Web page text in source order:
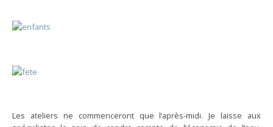
Les ateliers ne commenceront que l’après-midi. Je laisse aux